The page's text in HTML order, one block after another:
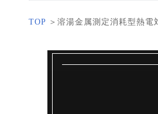
TOP ＞溶湯金属測定消耗型熱